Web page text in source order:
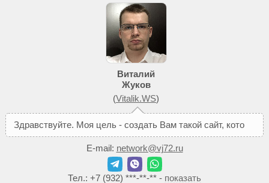
Виталий
Жуков
(Vitalik.WS)
Здравствуйте. Моя цель - создать Вам такой сайт,
который поможе
E-mail:network@vj72.ru